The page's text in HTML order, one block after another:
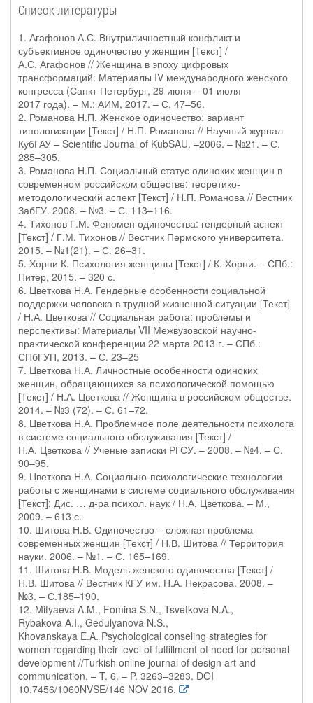
Список литературы
1. Агафонов А.С. Внутриличностный конфликт и
субъективное одиночество у женщин [Текст] /
А.С. Агафонов // Женщина в эпоху цифровых
трансформаций: Материалы IV международного женского
конгресса (Санкт-Петербург, 29 июня – 01 июля
2017 года). – М.: АИМ, 2017. – С. 47–56.
2. Романова Н.П. Женское одиночество: вариант
типологизации [Текст] / Н.П. Романова // Научный журнал
КубГАУ – Scientific Journal of KubSAU. –2006. – №21. – С.
285–305.
3. Романова Н.П. Социальный статус одиноких женщин в
современном российском обществе: теоретико-
методологический аспект [Текст] / Н.П. Романова // Вестник
ЗабГУ. 2008. – №3. – С. 113–116.
4. Тихонов Г.М. Феномен одиночества: гендерный аспект
[Текст] / Г.М. Тихонов // Вестник Пермского университета.
2015. – №1(21). – С. 26–31.
5. Хорни К. Психология женщины [Текст] / К. Хорни. – СПб.:
Питер, 2015. – 320 с.
6. Цветкова Н.А. Гендерные особенности социальной
поддержки человека в трудной жизненной ситуации [Текст]
/ Н.А. Цветкова // Социальная работа: проблемы и
перспективы: Материалы VII Межвузовской научно-
практической конференции 22 марта 2013 г. – СПб.:
СПбГУП, 2013. – С. 23–25
7. Цветкова Н.А. Личностные особенности одиноких
женщин, обращающихся за психологической помощью
[Текст] / Н.А. Цветкова // Женщина в российском обществе.
2014. – №3 (72). – С. 61–72.
8. Цветкова Н.А. Проблемное поле деятельности психолога
в системе социального обслуживания [Текст] /
Н.А. Цветкова // Ученые записки РГСУ. – 2008. – №4. – С.
90–95.
9. Цветкова Н.А. Социально-психологические технологии
работы с женщинами в системе социального обслуживания
[Текст]: Дис. … д-ра психол. наук / Н.А. Цветкова. – М.,
2009. – 613 с.
10. Шитова Н.В. Одиночество – сложная проблема
современных женщин [Текст] / Н.В. Шитова // Территория
науки. 2006. – №1. – С. 165–169.
11. Шитова Н.В. Модель женского одиночества [Текст] /
Н.В. Шитова // Вестник КГУ им. Н.А. Некрасова. 2008. –
№3. – С.185–190.
12. Mityaeva A.M., Fomina S.N., Tsvetkova N.A.,
Rybakova A.I., Gedulyanova N.S.,
Khovanskaya E.A. Psychological conseling strategies for
women regarding their level of fulfillment of need for personal
development //Turkish online journal of design art and
communication. – T. 6. – P. 3263–3283. DOI
10.7456/1060NVSE/146 NOV 2016.